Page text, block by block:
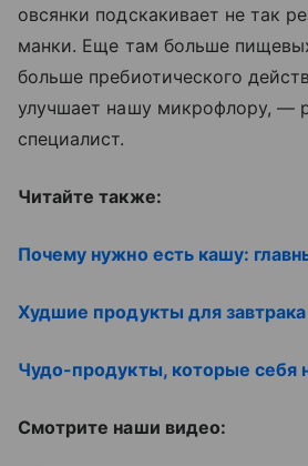
овсянки подскакивает не так
манки. Еще там больше
больше пребиотического
улучшает нашу микрофлору, —
специалист.
Читайте также:
Почему нужно есть кашу:
Худшие продукты для завтрака
Чудо-продукты, которые себя
Смотрите наши видео: